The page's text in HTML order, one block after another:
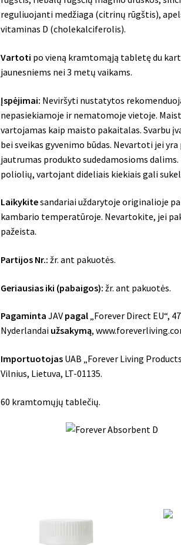
reguliuojanti medžiaga (citrinų rūgštis),
vitaminas D (cholekalciferolis).
Vartoti po vieną kramtomąją tabletę du
jaunesniems nei 3 metų vaikams.
Įspėjimai: Neviršyti nustatytos
nepasiekiamoje ir nematomoje vietoje.
vartojamas kaip maisto pakaitalas. Svarbu
bei sveikas gyvenimo būdas. Nevartoti jei
jautrumas produkto sudedamosioms
poliolių, vartojant dideliais kiekiais gali
Laikykitesandariai uždarytoje originalioje
kambario temperatūroje. Nevartokite, jei
pažeista.
Partijos Nr.: žr. ant pakuotės.
Geriausias iki (pabaigos): žr. ant pakuotės.
Pagaminta JAV pagal„Forever Direct EU“,
Nyderlandai užsakymą,
ImportuotojasUAB „Forever Living
Vilnius, Lietuva, LT-01135.
60 kramtomųjų tablečių.